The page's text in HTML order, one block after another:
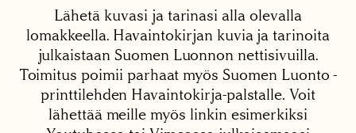
Lähetä kuvasi ja tarinasi alla olevalla
lomakkeella. Havaintokirjan kuvia ja tarinoita
julkaistaan Suomen Luonnon nettisivuilla.
Toimitus poimii parhaat myös Suomen Luonto -
printtilehden Havaintokirja-palstalle. Voit
lähettää meille myös linkin esimerkiksi